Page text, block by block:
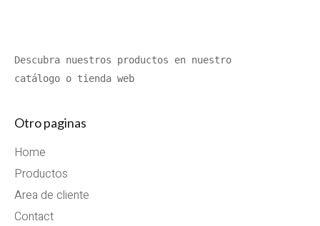
Descubra nuestros productos en nuestro
catálogo o tienda web
Otro paginas
Home
Productos
Area de cliente
Contact